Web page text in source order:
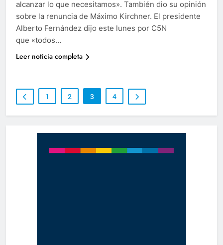
alcanzar lo que necesitamos». También dio su opinión
sobre la renuncia de Máximo Kirchner. El presidente
Alberto Fernández dijo este lunes por C5N
que «todos…
Leer noticia completa
1 2 3 4